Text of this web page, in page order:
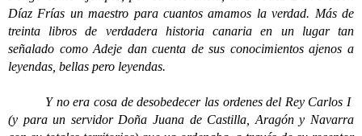
Díaz Frías un maestro para cuantos amamos la verdad. Más de
treinta libros de verdadera historia canaria en un lugar tan
señalado como Adeje dan cuenta de sus conocimientos ajenos a
leyendas, bellas pero leyendas.
Y no era cosa de desobedecer las ordenes del Rey Carlos I
(y para un servidor Doña Juana de Castilla, Aragón y Navarra